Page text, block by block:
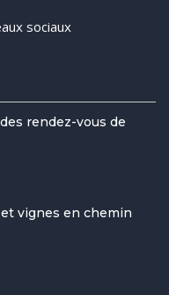
sociaux
rendez-vous de
vignes en chemin